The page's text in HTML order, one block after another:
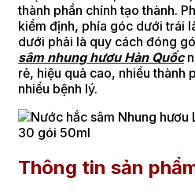
thành phần chính tạo thành.
kiểm định, phía góc dưới trái
dưới phải là quy cách đóng
sâm nhung hươu Hàn Quốc
rẻ, hiệu quả cao, nhiều thành
nhiều bệnh lý.
Thông tin sản